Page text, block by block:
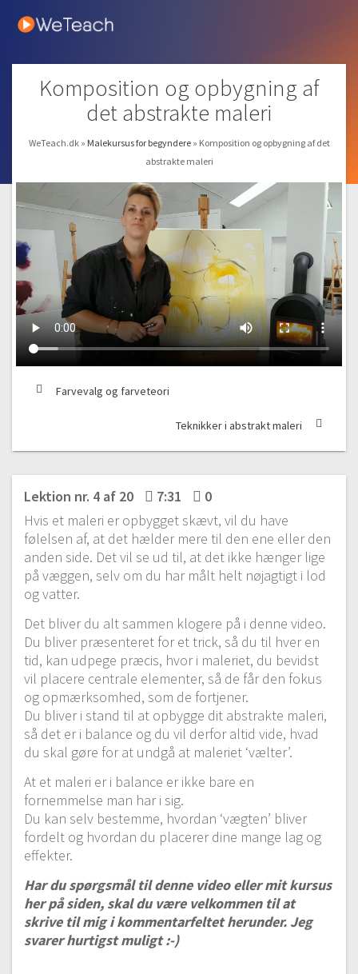
Komposition og opbygning af
det abstrakte maleri
WeTeach.dk » Malekursus for begyndere » Komposition og opbygning af det
abstrakte maleri
Farvevalg og farveteori
Teknikker i abstrakt maleri
Lektion nr. 4 af 20 7:31
0
Hvis et maleri er opbygget skævt, vil du have
følelsen af, at det hælder mere til den ene eller den
anden side. Det vil se ud til, at det ikke hænger lige
på væggen, selv om du har målt helt nøjagtigt i lod
og vatter.
Det bliver du alt sammen klogere på i denne video.
Du bliver præsenteret for et trick, så du til hver en
tid, kan udpege præcis, hvor i maleriet, du bevidst
vil placere centrale elementer, så de får den fokus
og opmærksomhed, som de fortjener.
Du bliver i stand til at opbygge dit abstrakte maleri,
så det er i balance og du vil derfor altid vide, hvad
du skal gøre for at undgå at maleriet ‘vælter’.
At et maleri er i balance er ikke bare en
fornemmelse man har i sig.
Du kan selv bestemme, hvordan ‘vægten’ bliver
fordelt og hvordan du placerer dine mange lag og
effekter.
Har du spørgsmål til denne video eller mit kursus
her på siden, skal du være velkommen til at
skrive til mig i kommentarfeltet herunder. Jeg
svarer hurtigst muligt :-)